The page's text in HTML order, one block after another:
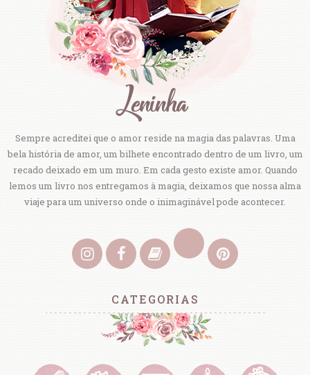
Sempre acreditei que o amor reside na magia das palavras. Uma
bela história de amor, um bilhete encontrado dentro de um livro, um
recado deixado em um muro. Em cada gesto existe amor. Quando
lemos um livro nos entregamos à magia, deixamos que nossa alma
viaje para um universo onde o inimaginável pode acontecer.
CATEGORIAS